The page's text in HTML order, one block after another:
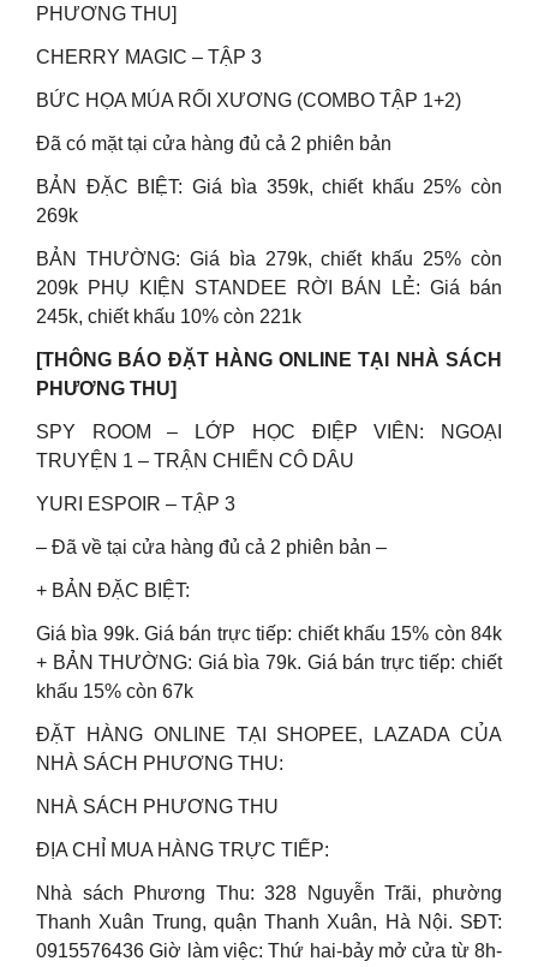
PHƯƠNG THU]
CHERRY MAGIC – TẬP 3
BỨC HỌA MÚA RỐI XƯƠNG (COMBO TẬP 1+2)
Đã có mặt tại cửa hàng đủ cả 2 phiên bản
BẢN ĐẶC BIỆT: Giá bìa 359k, chiết khấu 25% còn
269k
BẢN THƯỜNG: Giá bìa 279k, chiết khấu 25% còn
209k PHỤ KIỆN STANDEE RỜI BÁN LẺ: Giá bán
245k, chiết khấu 10% còn 221k
[THÔNG BÁO ĐẶT HÀNG ONLINE TẠI NHÀ SÁCH
PHƯƠNG THU]
SPY ROOM – LỚP HỌC ĐIỆP VIÊN: NGOẠI
TRUYỆN 1 – TRẬN CHIẾN CÔ DÂU
YURI ESPOIR – TẬP 3
– Đã về tại cửa hàng đủ cả 2 phiên bản –
+ BẢN ĐẶC BIỆT:
Giá bìa 99k. Giá bán trực tiếp: chiết khấu 15% còn 84k
+ BẢN THƯỜNG: Giá bìa 79k. Giá bán trực tiếp: chiết
khấu 15% còn 67k
ĐẶT HÀNG ONLINE TẠI SHOPEE, LAZADA CỦA
NHÀ SÁCH PHƯƠNG THU:
NHÀ SÁCH PHƯƠNG THU
ĐỊA CHỈ MUA HÀNG TRỰC TIẾP:
Nhà sách Phương Thu: 328 Nguyễn Trãi, phường
Thanh Xuân Trung, quận Thanh Xuân, Hà Nội. SĐT:
0915576436 Giờ làm việc: Thứ hai-bảy mở cửa từ 8h-